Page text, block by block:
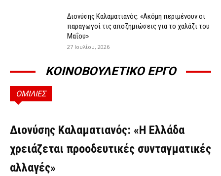
Διονύσης Καλαματιανός: «Ακόμη περιμένουν οι
παραγωγοί τις αποζημιώσεις για το χαλάζι του
Μαΐου»
27 Ιουλίου, 2026
ΚΟΙΝΟΒΟΥΛΕΤΙΚΟ ΕΡΓΟ
ΟΜΙΛΙΕΣ
ΟΜΙΛΊΕΣ
Διονύσης Καλαματιανός: «Η Ελλάδα
χρειάζεται προοδευτικές συνταγματικές
αλλαγές»